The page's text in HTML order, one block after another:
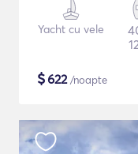
Yacht cu vele
$622/noapte